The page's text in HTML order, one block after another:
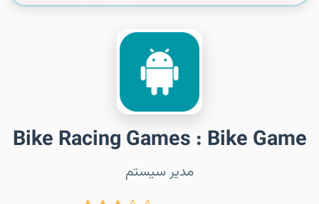
Bike Racing Games : Bike Game
مدیر سیستم